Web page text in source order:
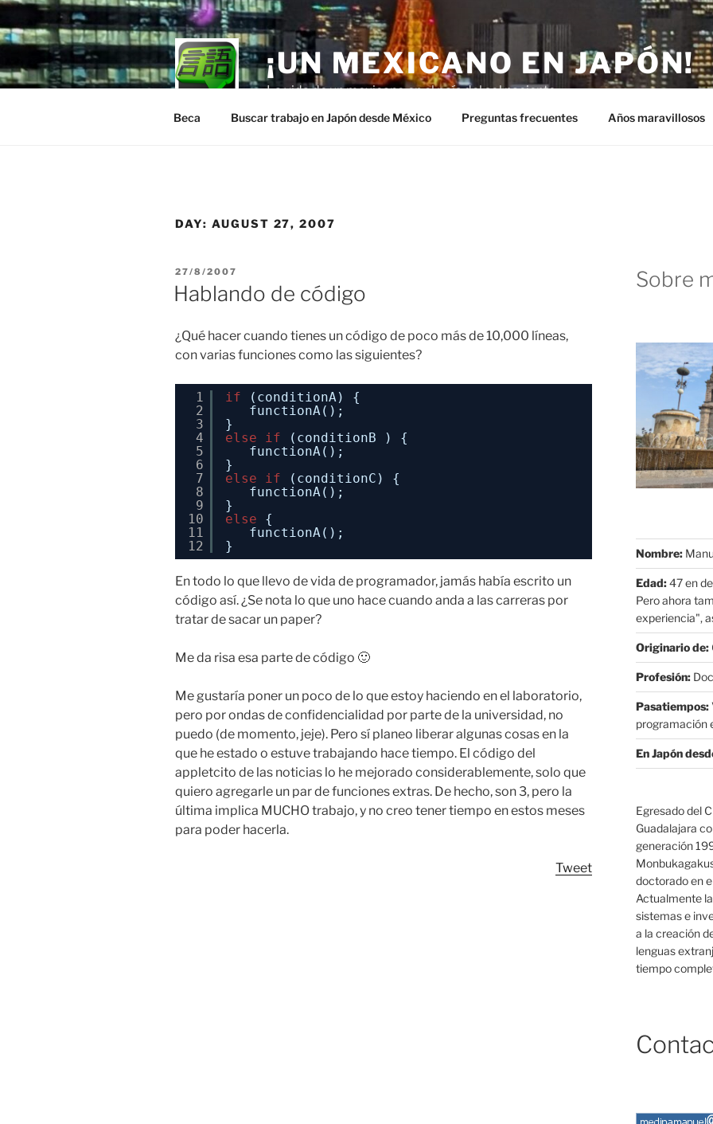
Skip
to
content
¡UN MEXICANO EN JAPÓN!
La vida de un mexicano en el país del sol naciente.
Beca Buscar trabajo en Japón desde México Preguntas frecuentes Años maravillosos
DAY: AUGUST 27, 2007
POSTED
ON
27/8/2007
Hablando de código
¿Qué hacer cuando tienes un código de poco más de 10,000 líneas,
con varias funciones como las siguientes?
1
2
3
4
5
6
7
8
9
10
11
12
if
(conditionA) {
functionA();
}
else
if
(conditionB ) {
functionA();
}
else
if
(conditionC) {
functionA();
}
else
{
functionA();
}
En todo lo que llevo de vida de programador, jamás había escrito un
código así. ¿Se nota lo que uno hace cuando anda a las carreras por
tratar de sacar un paper?
Me da risa esa parte de código 🙂
Me gustaría poner un poco de lo que estoy haciendo en el laboratorio,
pero por ondas de confidencialidad por parte de la universidad, no
puedo (de momento, jeje). Pero sí planeo liberar algunas cosas en la
que he estado o estuve trabajando hace tiempo. El código del
appletcito de las noticias lo he mejorado considerablemente, solo que
quiero agregarle un par de funciones extras. De hecho, son 3, pero la
última implica MUCHO trabajo, y no creo tener tiempo en estos meses
para poder hacerla.
Tweet
Sobre
Nombre:
Edad:47 en
Pero ahora
experiencia",
Originario de:
Profesión:
Pasatiempos:
programación
En Japón
Egresado del
Guadalajara
generación
doctorado en
Actualmente
sistemas e
a la creación
lenguas
tiempo